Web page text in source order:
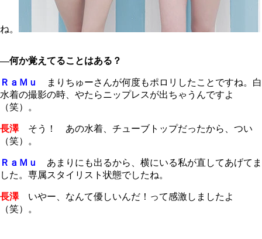
ね。
―何か覚えてることはある？
ＲａＭｕ
まりちゅーさんが何度もポロリしたことですね。白
水着の撮影の時、やたらニップレスが出ちゃうんですよ
（笑）。
長澤そう！ あの水着、チューブトップだったから、つい
（笑）。
ＲａＭｕ
あまりにも出るから、横にいる私が直してあげてま
した。専属スタイリスト状態でしたね。
長澤
いやー、なんて優しいんだ！って感激しましたよ
（笑）。